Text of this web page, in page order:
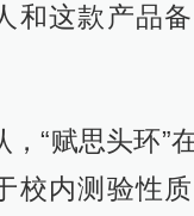
和这款产品
，“赋思头环”
校内测验性